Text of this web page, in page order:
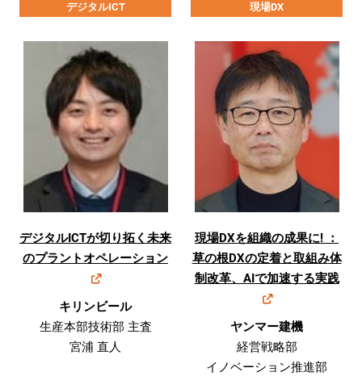
デジタルICT
デジタルICTが切り拓く未来
のプラントオペレーション
キリンビール
生産本部技術部 主査
宮浦 直人
現場DX
現場DXを組織の成果に! ：
草の根DXの定着と取組み体
制改革、AIで加速する実践
ヤンマー建機
経営戦略部
イノベーション推進部